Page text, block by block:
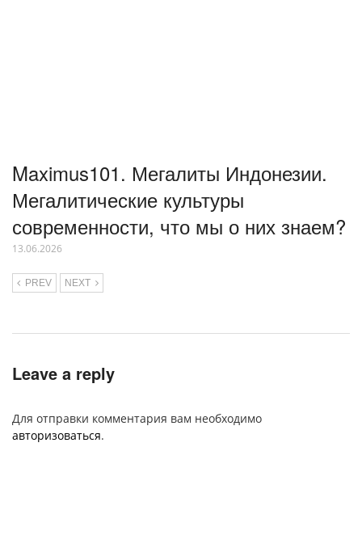
Maximus101. Мегалиты Индонезии.
Мегалитические культуры
современности, что мы о них знаем?
13.06.2026
PREV NEXT
Leave a reply
Для отправки комментария вам необходимо
авторизоваться.